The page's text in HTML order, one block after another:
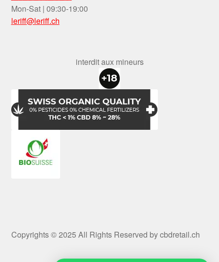
Mon-Sat | 09:30-19:00
leriff@leriff.ch
interdit aux mineurs
Copyrights © 2025 All Rights Reserved by cbdretail.ch